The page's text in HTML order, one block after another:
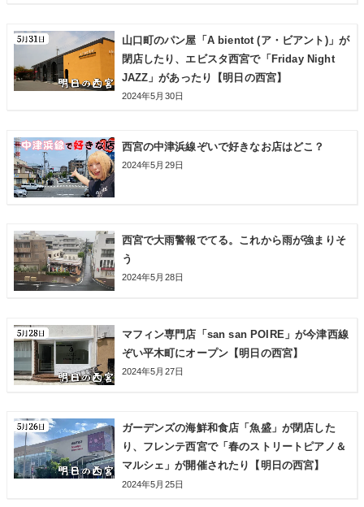
山口町のパン屋「A bientot (ア・ビアント)」が
閉店したり、エビスタ西宮で「Friday Night
JAZZ」があったり【明日の西宮】
2024年5月30日
西宮の中津浜線ぞいで好きなお店はどこ？
2024年5月29日
西宮で大雨警報でてる。これから雨が強まりそ
う
2024年5月28日
マフィン専門店「san san POIRE」が今津西線
ぞい平木町にオープン【明日の西宮】
2024年5月27日
ガーデンズの海鮮和食店「魚盛」が閉店した
り、フレンテ西宮で「春のストリートピアノ＆
マルシェ」が開催されたり【明日の西宮】
2024年5月25日